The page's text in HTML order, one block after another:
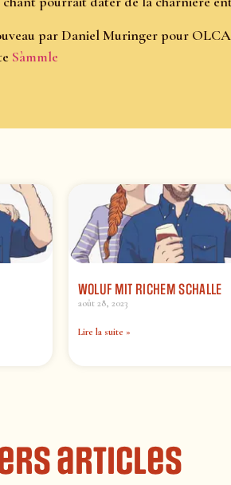
par Daniel Muringer pour
Sàmmle
WOLUF MIT RICHEM SCHALLE
août 28, 2023
Lire la suite »
articles